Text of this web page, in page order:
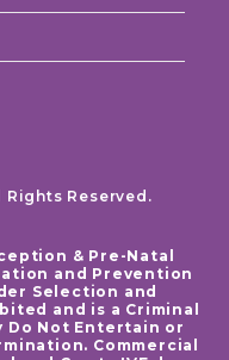
Rights Reserved.
& Pre-Natal
and Prevention
Selection and
and is a Criminal
Not Entertain or
Commercial